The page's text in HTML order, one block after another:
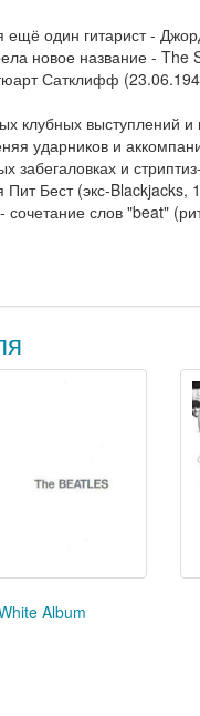
ещё один гитарист -
новое название - The
Сатклифф
клубных выступлений
ударников и
забегаловках и
Бест (экс-Blackjacks,
слов "beat"
Album